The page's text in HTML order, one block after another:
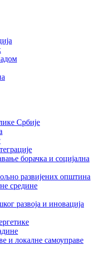
Србије
борачка и социјална
развијених општина
средине
развоја и иновација
и локалне самоуправе